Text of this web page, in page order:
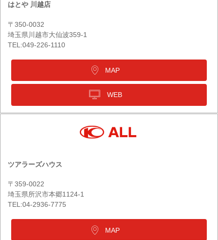
はとや 川越店
〒350-0032
埼玉県川越市大仙波359-1
TEL:049-226-1110
MAP
WEB
ツアラーズハウス
〒359-0022
埼玉県所沢市本郷1124-1
TEL:04-2936-7775
MAP